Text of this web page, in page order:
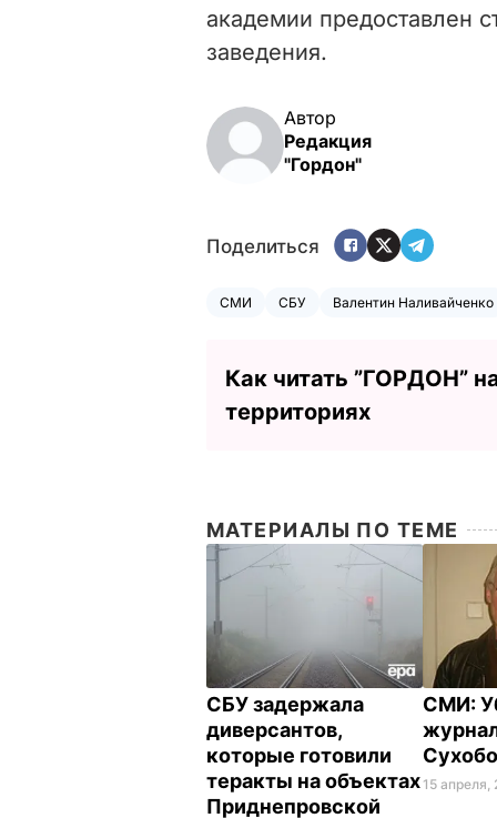
академии предоставлен
заведения.
Автор
Редакция
"Гордон"
Поделиться
СМИ СБУ Валентин Наливайченко
Как читать ”ГОРДОН”
территориях
МАТЕРИАЛЫ ПО ТЕМЕ
СБУ задержала
диверсантов,
которые готовили
теракты на объектах
Приднепровской
СМИ:
15 апреля,